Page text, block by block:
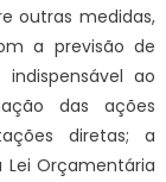
outras medidas,
a previsão de
ao
das ações
diretas; a
Lei Orçamentária